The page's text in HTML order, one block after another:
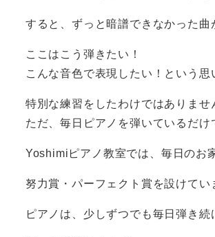
すると、ずっと暗譜できなかった曲
ここはこう弾きたい！
こんな音色で表現したい！という
特別な練習をしたわけではありませ
ただ、毎日ピアノを弾いているだけ
Yoshimiピアノ教室では、毎日のお
努力賞・パーフェクト賞を設けて
ピアノは、少しずつでも毎日弾き